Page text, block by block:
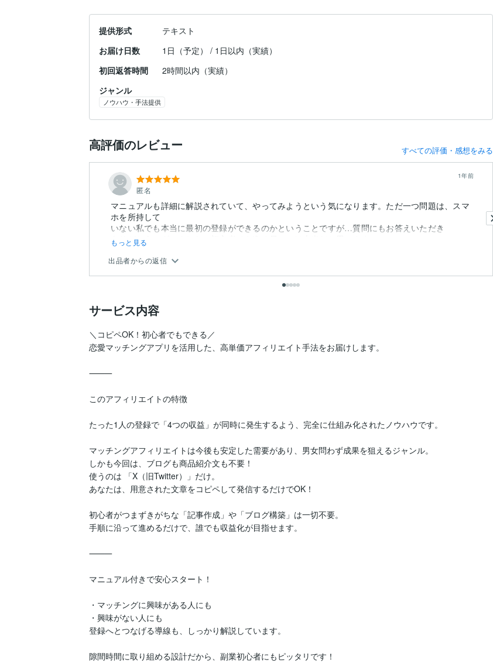
提供形式
テキスト
お届け日数
1日（予定） / 1日以内（実績）
初回返答時間
2時間以内（実績）
ジャンル
ノウハウ・手法提供
高評価のレビュー すべての評価・感想をみる
匿名
1年前
マニュアルも詳細に解説されていて、やってみようという気になります。ただ一つ問題は、スマ
ホを所持して
いない私でも本当に最初の登録ができるのかということですが…質問にもお答えいただき
ありがとうございました。初心者でも進め易いのは本当だと思います。
もっと見る
出品者からの返信
サービス内容
＼コピペOK！初心者でもできる／
恋愛マッチングアプリを活用した、高単価アフィリエイト手法をお届けします。
⸻
このアフィリエイトの特徴
たった1人の登録で「4つの収益」が同時に発生するよう、完全に仕組み化されたノウハウです。
マッチングアフィリエイトは今後も安定した需要があり、男女問わず成果を狙えるジャンル。
しかも今回は、ブログも商品紹介文も不要！
使うのは 「X（旧Twitter）」だけ。
あなたは、用意された文章をコピペして発信するだけでOK！
初心者がつまずきがちな「記事作成」や「ブログ構築」は一切不要。
手順に沿って進めるだけで、誰でも収益化が目指せます。
⸻
マニュアル付きで安心スタート！
・マッチングに興味がある人にも
・興味がない人にも
登録へとつなげる導線も、しっかり解説しています。
隙間時間に取り組める設計だから、副業初心者にもピッタリです！